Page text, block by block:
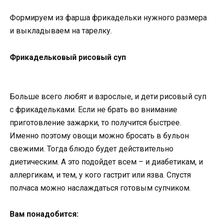
Формируем из фарша фрикадельки нужного размера
и выкладываем на тарелку.
Фрикадельковый рисовый суп
Больше всего любят и взрослые, и дети рисовый суп
с фрикадельками. Если не брать во внимание
приготовление зажарки, то получится быстрее.
Именно поэтому овощи можно бросать в бульон
свежими. Тогда блюдо будет действительно
диетическим. А это подойдет всем – и диабетикам, и
аллергикам, и тем, у кого гастрит или язва. Спустя
полчаса можно наслаждаться готовым супчиком.
Вам понадобится: